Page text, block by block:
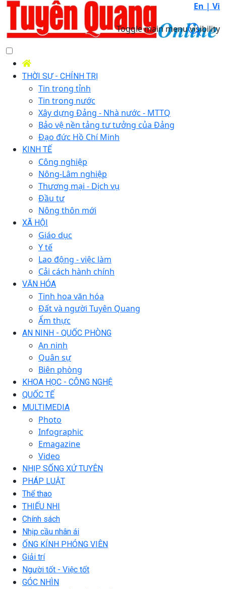
En | Vi
Toggle main menu visibility
THỜI SỰ - CHÍNH TRỊ
Tin trong tỉnh
Tin trong nước
Xây dựng Đảng - Nhà nước - MTTQ
Bảo vệ nền tảng tư tưởng của Đảng
Đạo đức Hồ Chí Minh
KINH TẾ
Công nghiệp
Nông-Lâm nghiệp
Thương mại - Dịch vụ
Đầu tư
Nông thôn mới
XÃ HỘI
Giáo dục
Y tế
Lao động - việc làm
Cải cách hành chính
VĂN HÓA
Tinh hoa văn hóa
Đất và người Tuyên Quang
Ẩm thực
AN NINH - QUỐC PHÒNG
An ninh
Quân sự
Biên phòng
KHOA HỌC - CÔNG NGHỆ
QUỐC TẾ
MULTIMEDIA
Photo
Infographic
Emagazine
Video
NHỊP SỐNG XỨ TUYÊN
PHÁP LUẬT
Thể thao
THIẾU NHI
Chính sách
Nhịp cầu nhân ái
ỐNG KÍNH PHÓNG VIÊN
Giải trí
Người tốt - Việc tốt
GÓC NHÌN